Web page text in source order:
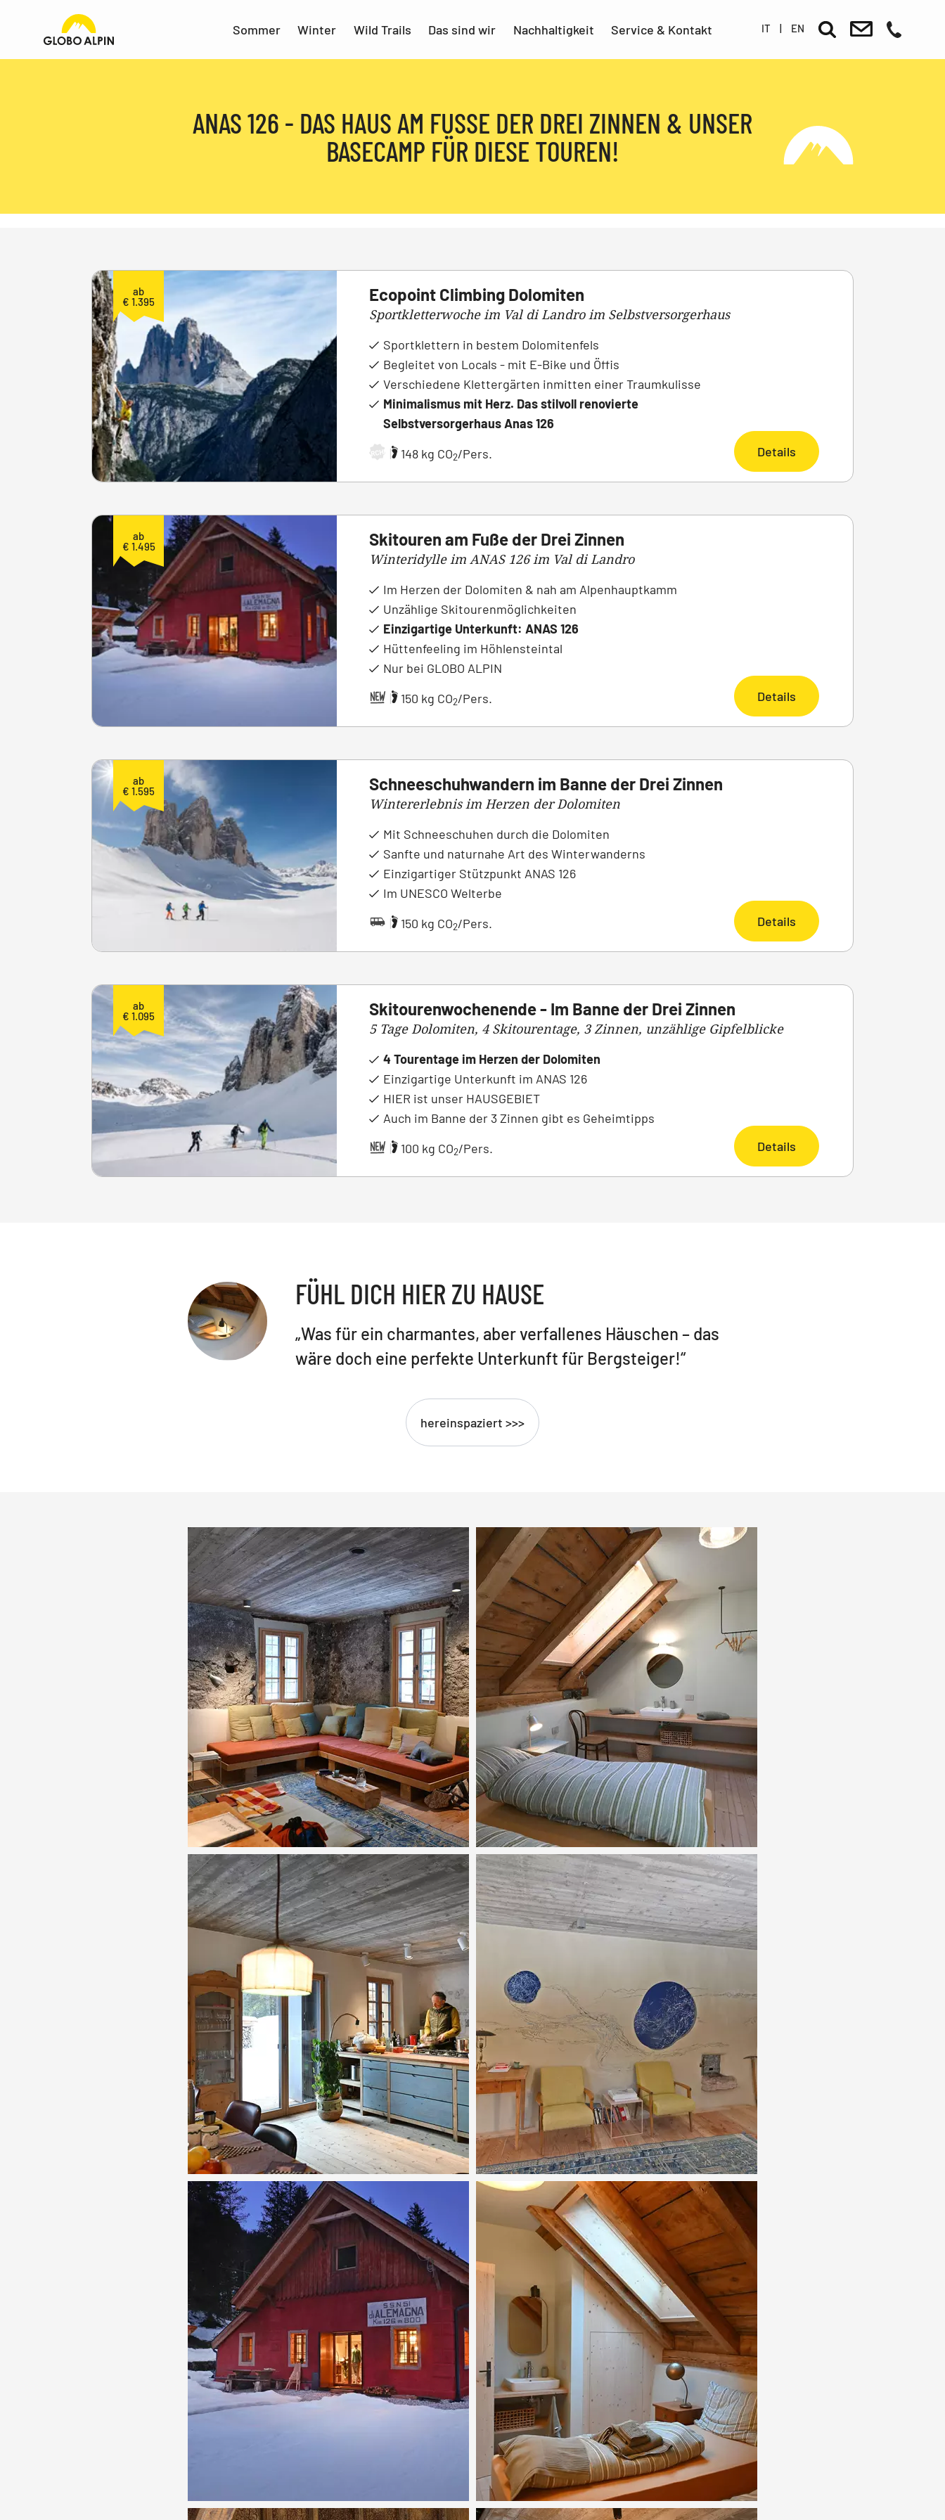
Sommer Winter Wild Trails Das sind wir Nachhaltigkeit Service & Kontakt IT | EN
ANAS 126 - DAS HAUS AM FUSSE DER DREI ZINNEN & UNSER B
ASECAMP FÜR DIESE TOUREN!
ab
€ 1.395
Ecopoint Climbing Dolomiten
Sportkletterwoche im Val di Landro im Selbstversorgerhaus
Sportklettern in bestem Dolomitenfels
Begleitet von Locals - mit E-Bike und Öffis
Verschiedene Klettergärten inmitten einer Traumkulisse
Minimalismus mit Herz. Das stilvoll renovierte
Selbstversorgerhaus Anas 126
ARCHIV | 148 kg CO2/Pers. Details
ab
€ 1.495
Skitouren am Fuße der Drei Zinnen
Winteridylle im ANAS 126 im Val di Landro
Im Herzen der Dolomiten & nah am Alpenhauptkamm
Unzählige Skitourenmöglichkeiten
Einzigartige Unterkunft: ANAS 126
Hüttenfeeling im Höhlensteintal
Nur bei GLOBO ALPIN
|
150 kg CO2/Pers. Details
ab
€ 1.595
Schneeschuhwandern im Banne der Drei Zinnen
Wintererlebnis im Herzen der Dolomiten
Mit Schneeschuhen durch die Dolomiten
Sanfte und naturnahe Art des Winterwanderns
Einzigartiger Stützpunkt ANAS 126
Im UNESCO Welterbe
|
150 kg CO2/Pers. Details
ab
€ 1.095
Skitourenwochenende - Im Banne der Drei Zinnen
5 Tage Dolomiten, 4 Skitourentage, 3 Zinnen, unzählige Gipfelblicke
4 Tourentage im Herzen der Dolomiten
Einzigartige Unterkunft im ANAS 126
HIER ist unser HAUSGEBIET
Auch im Banne der 3 Zinnen gibt es Geheimtipps
|
100 kg CO2/Pers. Details
FÜHL DICH HIER ZU HAUSE
„Was für ein charmantes, aber verfallenes Häuschen – das
wäre doch eine perfekte Unterkunft für Bergsteiger!“
hereinspaziert >>>